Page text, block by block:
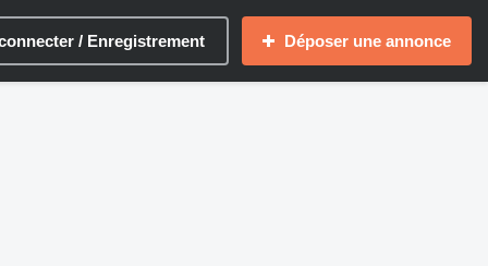
/ Enregistrement Déposer une annonce